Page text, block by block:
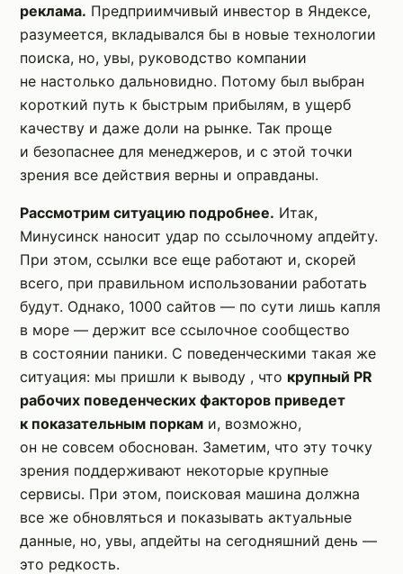
реклама. Предприимчивый инвестор в Яндексе,
разумеется, вкладывался бы в новые технологии
поиска, но, увы, руководство компании
не настолько дальновидно. Потому был выбран
короткий путь к быстрым прибылям, в ущерб
качеству и даже доли на рынке. Так проще
и безопаснее для менеджеров, и с этой точки
зрения все действия верны и оправданы.
Рассмотрим ситуацию подробнее. Итак,
Минусинск наносит удар по ссылочному апдейту.
При этом, ссылки все еще работают и, скорей
всего, при правильном использовании работать
будут. Однако, 1000 сайтов — по сути лишь капля
в море — держит все ссылочное сообщество
в состоянии паники. С поведенческими такая же
ситуация: мы пришли к выводу , что крупный PR
рабочих поведенческих факторов приведет
к показательным поркам и, возможно,
он не совсем обоснован. Заметим, что эту точку
зрения поддерживают некоторые крупные
сервисы. При этом, поисковая машина должна
все же обновляться и показывать актуальные
данные, но, увы, апдейты на сегодняшний день —
это редкость.